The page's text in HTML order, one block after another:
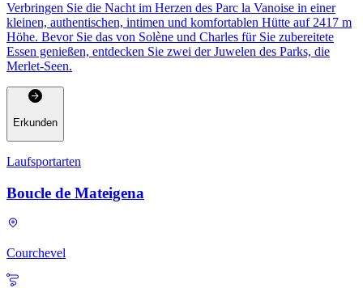
Verbringen Sie die Nacht im Herzen des Parc la Vanoise in einer
kleinen, authentischen, intimen und komfortablen Hütte auf 2417 m
Höhe. Bevor Sie das von Solène und Charles für Sie zubereitete
Essen genießen, entdecken Sie zwei der Juwelen des Parks, die
Merlet-Seen.
Erkunden
Laufsportarten
Boucle de Mateigena
Courchevel